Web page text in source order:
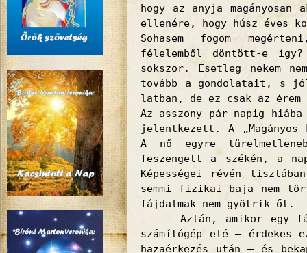
hogy az anyja
ellenére, hogy húsz éves
Sohasem fogom
félelemből döntött-e
sokszor. Esetleg nekem
tovább a gondolatait, s
latban, de ez csak az
Az asszony pár napig
jelentkezett. A
A nő egyre
feszengett a székén, a
Képességei révén
semmi fizikai baja nem
fájdalmak nem gyötrik őt.
Aztán, amikor egy
számítógép elé –
hazaérkezés után – és